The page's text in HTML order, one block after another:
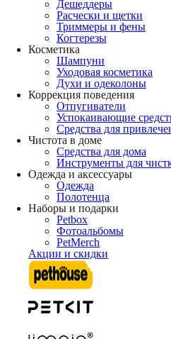
Дешеддеры
Расчески и щетки
Триммеры и фены
Когтерезы
Косметика
Шампуни
Уходовая косметика
Духи и одеколоны
Коррекция поведения
Отпугиватели
Успокаивающие
Средства для
Чистота в доме
Средства для дома
Инструменты для
Одежда и аксессуары
Одежда
Полотенца
Наборы и подарки
Petbox
Фотоальбомы
PetMerch
Акции и скидки